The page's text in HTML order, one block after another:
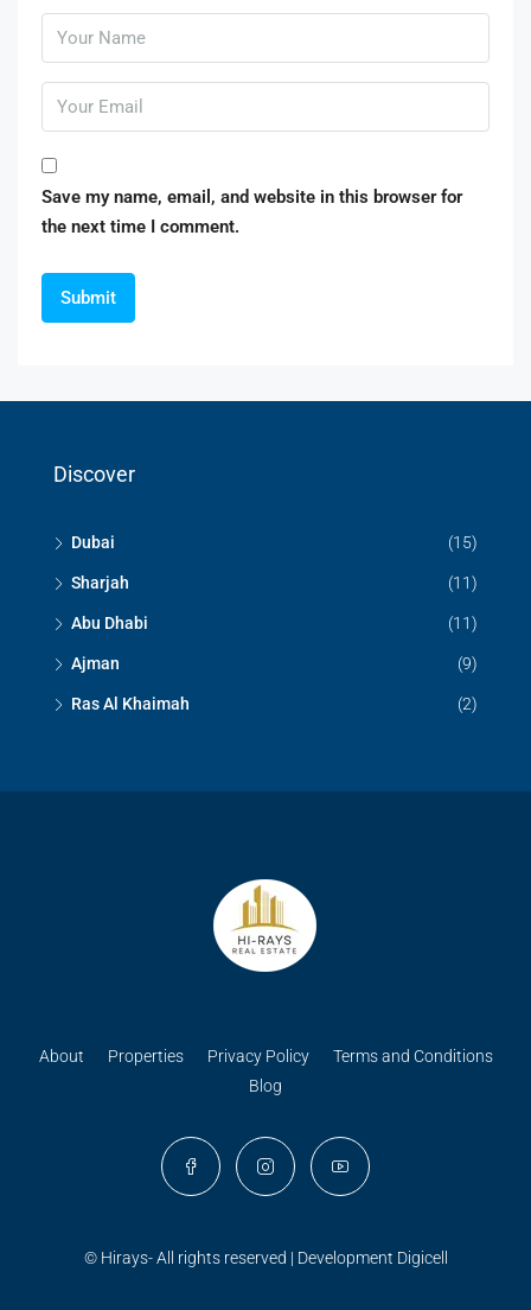
Save my name, email, and website in this browser for
the next time I comment.
Discover
Dubai (15)
Sharjah (11)
Abu Dhabi (11)
Ajman (9)
Ras Al Khaimah (2)
About Properties Privacy Policy
Terms and Conditions
Blog
© Hirays- All rights reserved | Development Digicell